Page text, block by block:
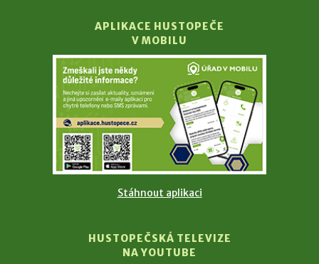
APLIKACE HUSTOPEČE
V MOBILU
Stáhnout aplikaci
HUSTOPEČSKÁ TELEVIZE
NA YOUTUBE